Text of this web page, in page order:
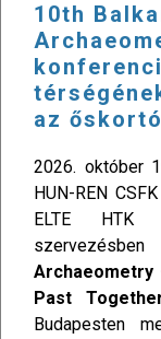
10th
az
2026. október
HUN-REN
ELTE HTK
Archaeometry
Past
Budapesten